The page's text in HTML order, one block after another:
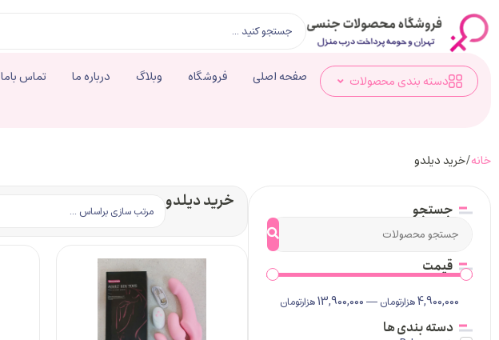
دسته بندی محصولات صفحه اصلی فروشگاه وبلاگ درباره ما تماس باما
خانه/ خرید دیلدو
جستجو
قیمت
4,900,000هزارتومان—
13,900,000هزارتومان
دسته بندی ها
خرید دیلدو